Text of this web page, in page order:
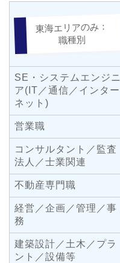
東海エリアのみ：
職種別
SE・システムエンジニ
ア(IT／通信／インター
ネット)
営業職
コンサルタント／監査
法人／士業関連
不動産専門職
経営／企画／管理／事
務
建築設計／土木／プラ
ント／設備等